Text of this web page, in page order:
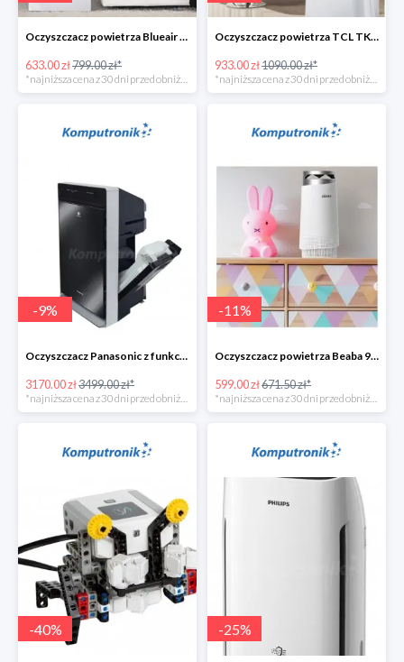
Oczyszczacz powietrza Blueair 203 Classic -135zł
633.00 zł799.00 zł*
*najniższa cena z 30 dni przed obniżką
Oczyszczacz powietrza TCL TKJ400F -156zł
933.00 zł1090.00 zł*
*najniższa cena z 30 dni przed obniżką
-9%
Oczyszczacz Panasonic z funkcją nawilżania - 328zł
3170.00 zł3499.00 zł*
*najniższa cena z 30 dni przed obniżką
-11%
Oczyszczacz powietrza Beaba 920328
599.00 zł671.50 zł*
*najniższa cena z 30 dni przed obniżką
-40% -25%